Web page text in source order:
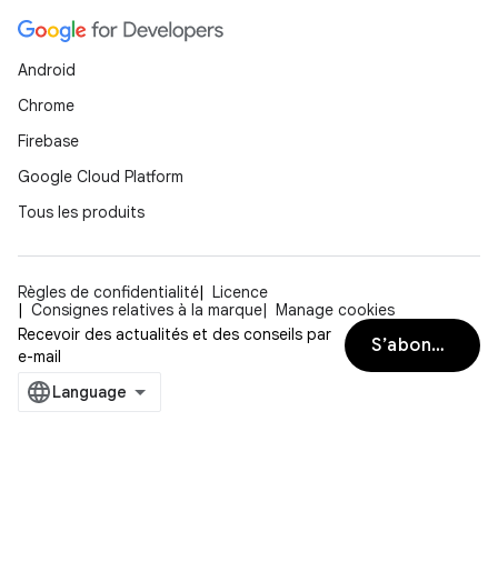
Android
Chrome
Firebase
Google Cloud Platform
Tous les produits
Règles de confidentialité
Licence
Consignes relatives à la marque
Manage cookies
Recevoir des actualités et des conseils par
e-mail
S’abonner